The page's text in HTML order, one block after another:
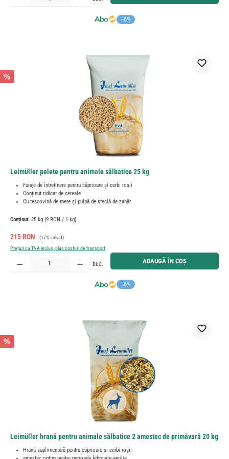
−6%
%
Leimüller pelete pentru animale sălbatice 25 kg
Furaje de întreținere pentru căprioare și cerbi roșii
Conținut ridicat de cereale
Cu tescovină de mere și pulpă de sfeclă de zahăr
Conținut: 25 kg (9 RON / 1 kg)
Preț de vânzare:
215 RON Preț obișnuit:
(17% salvat)
Prețuri cu TVA inclus, plus costuri de transport
−6%
Cantitate produs: Introduceți cantitatea dorită sau utilizați butoanele pentru a mări sau micșora
buc. ADAUGĂ ÎN COȘ
%
Leimüller hrană pentru animale sălbatice 2 amestec de primăvară 20 kg
Hrană suplimentară pentru căprioare și cerbi roșii